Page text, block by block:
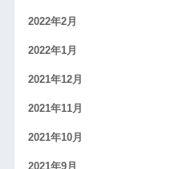
2022年2月
2022年1月
2021年12月
2021年11月
2021年10月